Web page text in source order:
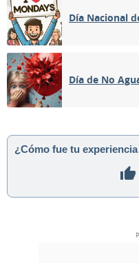
Día Nacional
Día de No
¿Cómo fue tu